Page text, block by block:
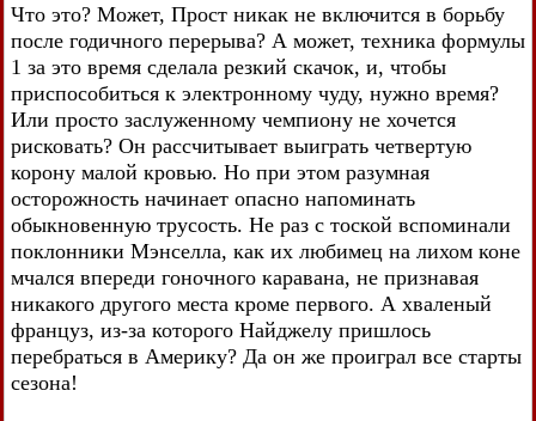
Что это? Может, Прост никак не включится в борьбу
после годичного перерыва? А может, техника формулы
1 за это время сделала резкий скачок, и, чтобы
приспособиться к электронному чуду, нужно время?
Или просто заслуженному чемпиону не хочется
рисковать? Он рассчитывает выиграть четвертую
корону малой кровью. Но при этом разумная
осторожность начинает опасно напоминать
обыкновенную трусость. Не раз с тоской вспоминали
поклонники Мэнселла, как их любимец на лихом коне
мчался впереди гоночного каравана, не признавая
никакого другого места кроме первого. А хваленый
француз, из-за которого Найджелу пришлось
перебраться в Америку? Да он же проиграл все старты
сезона!